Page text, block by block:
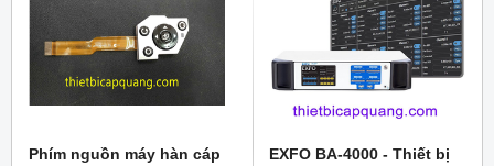
Phím nguồn máy hàn cáp
EXFO BA-4000 - Thiết bị